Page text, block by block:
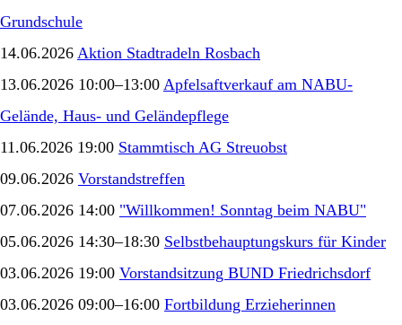
Grundschule
14.06.2026 Aktion Stadtradeln Rosbach
13.06.2026 10:00–13:00 Apfelsaftverkauf am NABU-
Gelände, Haus- und Geländepflege
11.06.2026 19:00 Stammtisch AG Streuobst
09.06.2026 Vorstandstreffen
07.06.2026 14:00 "Willkommen! Sonntag beim NABU"
05.06.2026 14:30–18:30 Selbstbehauptungskurs für Kinder
03.06.2026 19:00 Vorstandsitzung BUND Friedrichsdorf
03.06.2026 09:00–16:00 Fortbildung Erzieherinnen